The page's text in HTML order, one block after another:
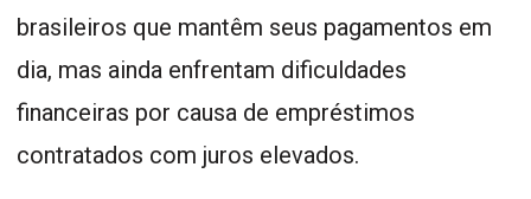
brasileiros que mantêm seus pagamentos em
dia, mas ainda enfrentam dificuldades
financeiras por causa de empréstimos
contratados com juros elevados.